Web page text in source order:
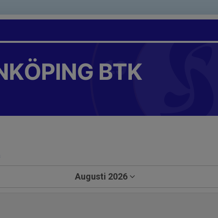
BTK
Augusti 2026